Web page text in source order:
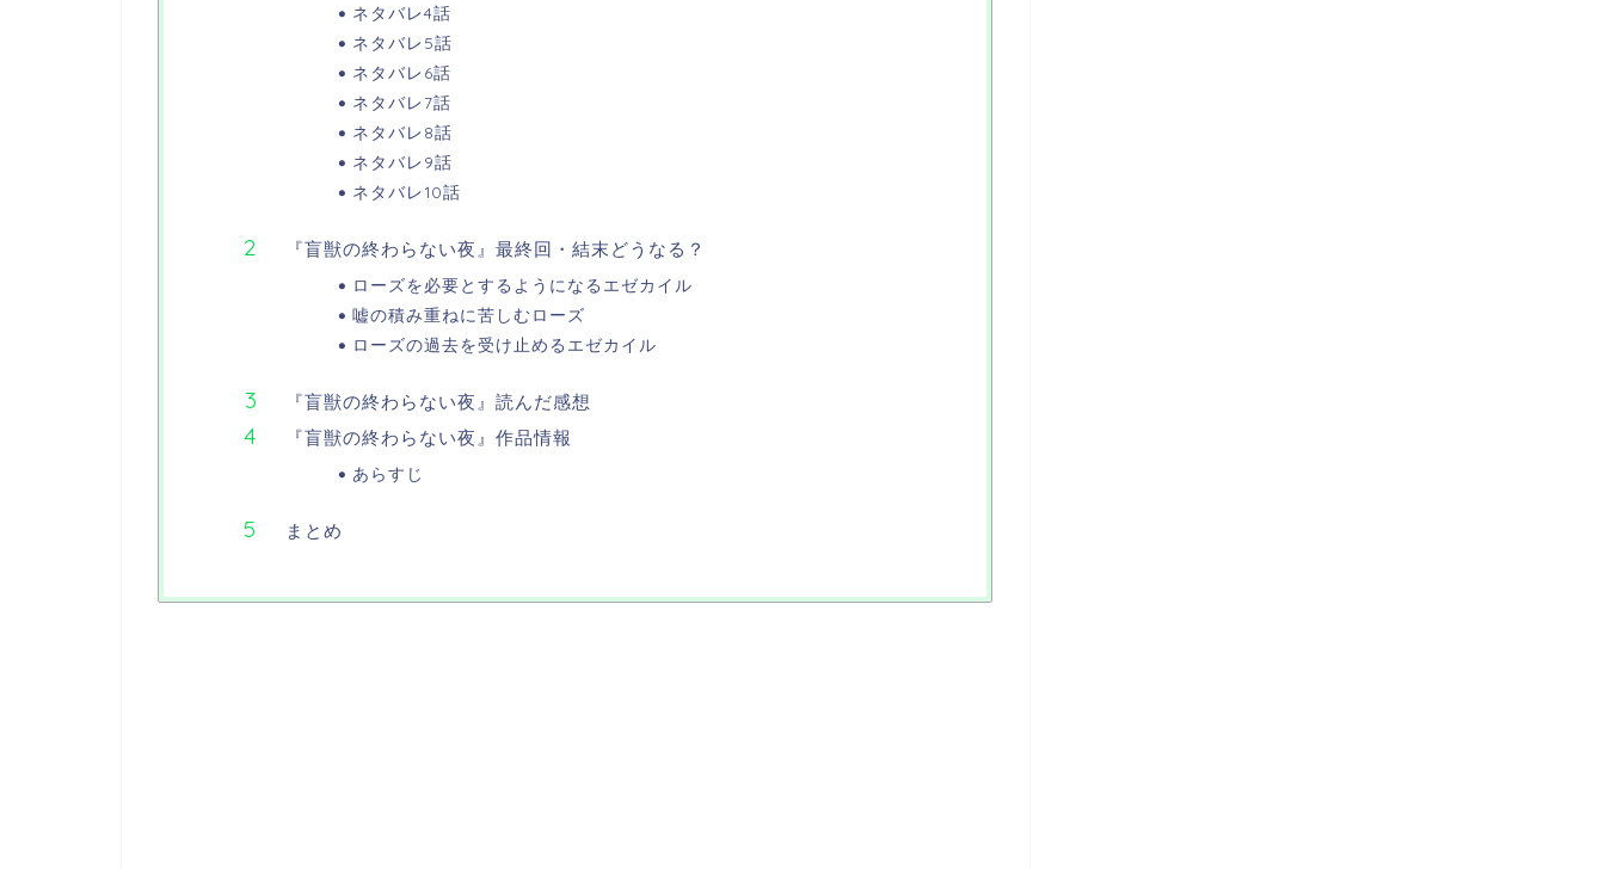
ネタバレ4話
ネタバレ5話
ネタバレ6話
ネタバレ7話
ネタバレ8話
ネタバレ9話
ネタバレ10話
『盲獣の終わらない夜』最終回・結末どうなる？
ローズを必要とするようになるエゼカイル
嘘の積み重ねに苦しむローズ
ローズの過去を受け止めるエゼカイル
『盲獣の終わらない夜』読んだ感想
『盲獣の終わらない夜』作品情報
あらすじ
まとめ